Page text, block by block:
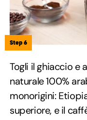
Step 6
Togli il ghiaccio e
naturale 100%
monorigini:
superiore, e il